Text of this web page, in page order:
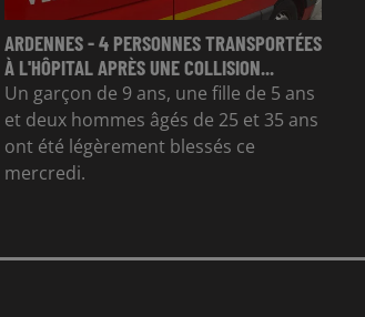
ARDENNES - 4 PERSONNES TRANSPORTÉES
À L'HÔPITAL APRÈS UNE COLLISION...
Un garçon de 9 ans, une fille de 5 ans
et deux hommes âgés de 25 et 35 ans
ont été légèrement blessés ce
mercredi.